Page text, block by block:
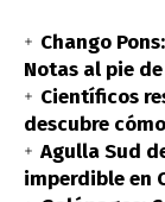
Chango
Notas al pie
Científicos
descubre
Agulla Sud
imperdible en